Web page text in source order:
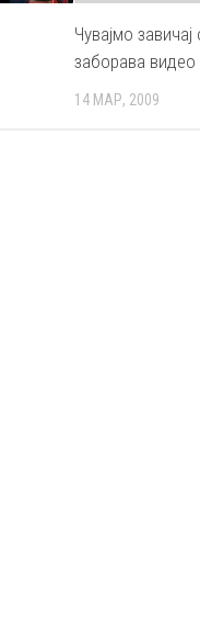
Чувајмо завичај
заборава видео
14 МАР, 2009